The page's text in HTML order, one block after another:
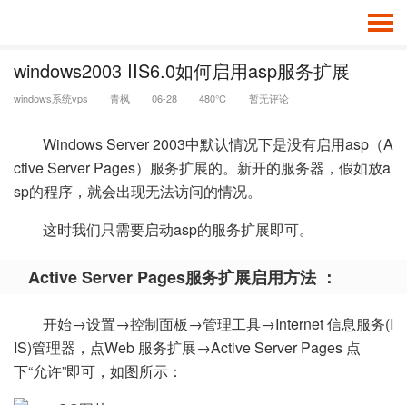
windows2003 IIS6.0如何启用asp服务扩展
windows系统vps 青枫 06-28 480℃ 暂无评论
Windows Server 2003中默认情况下是没有启用asp（A
ctive Server Pages）服务扩展的。新开的服务器，假如放a
sp的程序，就会出现无法访问的情况。
这时我们只需要启动asp的服务扩展即可。
Active Server Pages服务扩展启用方法 ：
开始→设置→控制面板→管理工具→Internet 信息服务(I
IS)管理器，点Web 服务扩展→Active Server Pages 点
下“允许”即可，如图所示：